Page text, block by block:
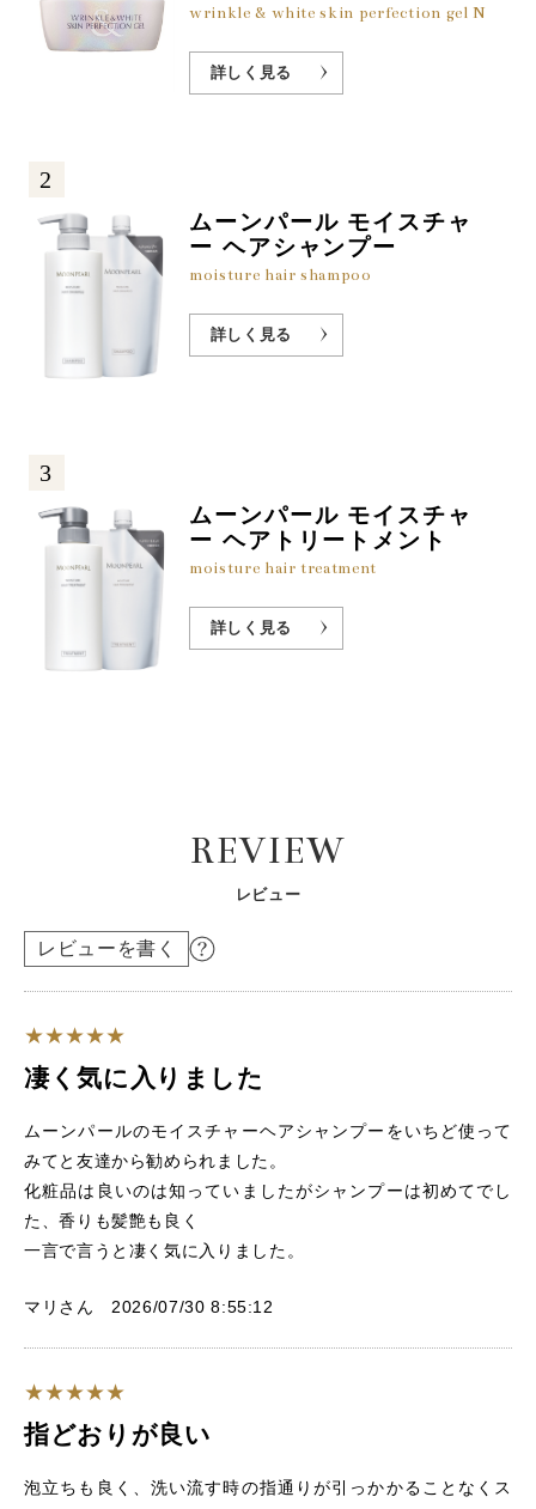
wrinkle & white skin perfection gel N
詳しく見る
2
ムーンパール モイスチャ
ー ヘアシャンプー
moisture hair shampoo
詳しく見る
3
ムーンパール モイスチャ
ー ヘアトリートメント
moisture hair treatment
詳しく見る
REVIEW
レビュー
レビューを書く
凄く気に入りました
ムーンパールのモイスチャーヘアシャンプーをいちど使って
みてと友達から勧められました。
化粧品は良いのは知っていましたがシャンプーは初めてでし
た、香りも髪艶も良く
一言で言うと凄く気に入りました。
マリさん 2026/07/30 8:55:12
指どおりが良い
泡立ちも良く、洗い流す時の指通りが引っかかることなくス